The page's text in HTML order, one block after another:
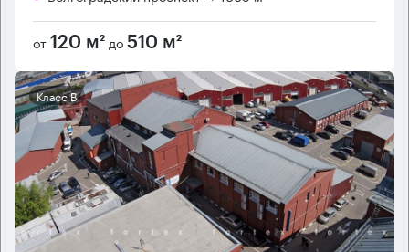
от 120 м² до 510 м²
Класс B